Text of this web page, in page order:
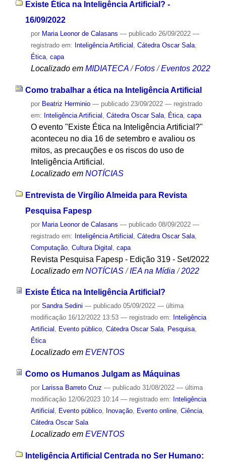
Existe Ética na Inteligência Artificial? -
16/09/2022
por Maria Leonor de Calasans — publicado26/09/2022 —
registrado em: Inteligência Artificial , Cátedra Oscar Sala,
Ética, capa
Localizado em MIDIATECA /Fotos /Eventos 2022
Como trabalhar a ética na Inteligência Artificial
por Beatriz Herminio — publicado23/09/2022 — registrado
em: Inteligência Artificial , Cátedra Oscar Sala, Ética, capa
O evento "Existe Ética na Inteligência Artificial?"
aconteceu no dia 16 de setembro e avaliou os
mitos, as precauções e os riscos do uso de
Inteligência Artificial.
Localizado em NOTÍCIAS
Entrevista de Virgílio Almeida para Revista
Pesquisa Fapesp
por Maria Leonor de Calasans — publicado08/09/2022 —
registrado em: Inteligência Artificial Cátedra Oscar Sala,
Computação, Cultura Digital capa
Revista Pesquisa Fapesp - Edição 319 - Set/2022
Localizado em NOTÍCIAS /IEA na Mídia /2022
Existe Ética na Inteligência Artificial?
por Sandra Sedini — publicado05/09/2022 — última
modificação16/12/2022 13:53 — registrado em: Inteligência
Artificial , Evento público, Cátedra Oscar Sala, Pesquisa,
Ética
Localizado em EVENTOS
Como os Humanos Julgam as Máquinas
por Larissa Barreto Cruz — publicado31/08/2022 — última
modificação12/06/2023 10:14 — registrado em: Inteligência
Artificial , Evento público, Inovação, Evento online, Ciência,
Cátedra Oscar Sala
Localizado em EVENTOS
Inteligência Artificial Centrada no Ser Humano: